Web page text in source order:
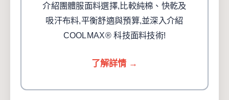
介紹團體服面料選擇,比較純棉、快乾及
吸汗布料,平衡舒適與預算,並深入介紹
COOLMAX® 科技面料技術!
了解詳情 →